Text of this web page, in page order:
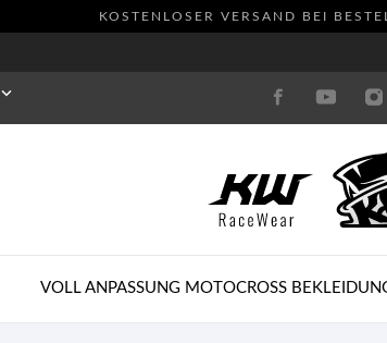
KOSTENLOSER VERSAND BEI

VOLL ANPASSUNG MOTOCROSS